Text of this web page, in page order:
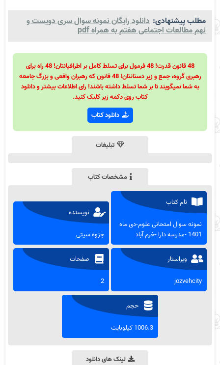
مطلب پیشنهادی: دانلود رایگان نمونه سوال سری دویست و
نهم مطالعات اجتماعی هفتم به همراه pdf
48 قانون قدرت! 48 فرمول برای تسلط کامل بر اطرافیانتان! 48 راه برای
رهبری گروه، جمع و زیر دستانتان! 48 قانون که رهبران واقعی و بزرگ جامعه
به شما نمیگویند تا بر شما تسلط داشته باشند! رای اطلاعات بیشتر و دانلود
کتاب روی دکمه زیر کلیک کنید.
دانلود کتاب
تبلیغات
مشخصات کتاب
نام کتاب
نمونه سوال امتحانی علوم-دی ماه
1401 -مدرسه دارا -خرم آباد
نویسنده
جزوه سیتی
ویراستار
jozvehcity
صفحات
2
حجم
1006.3 کیلوبایت
لینک های دانلود